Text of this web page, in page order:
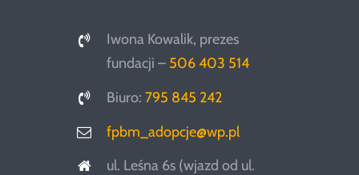
Iwona Kowalik, prezes
fundacji – 506 403 514
Biuro:795 845 242
fpbm_adopcje@wp.pl
ul. Leśna 6s (wjazd od ul.